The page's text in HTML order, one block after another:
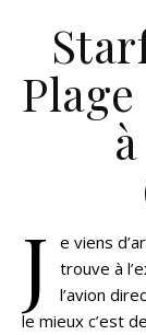
J
e viens
trouve à
l’avion
le mieux c’est